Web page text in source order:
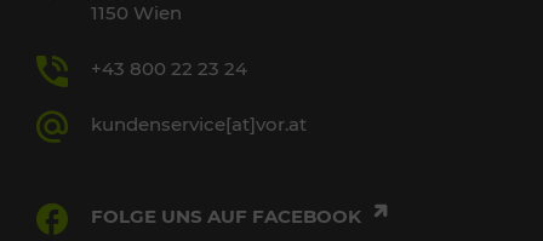
1150 Wien
+43 800 22 23 24
kundenservice[at]vor.at
FOLGE UNS AUF FACEBOOK